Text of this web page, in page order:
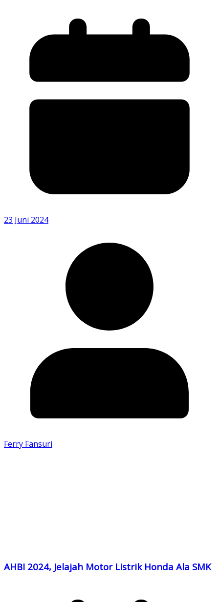
23 Juni 2024
Ferry Fansuri
AHBI 2024, Jelajah Motor Listrik Honda Ala SMK